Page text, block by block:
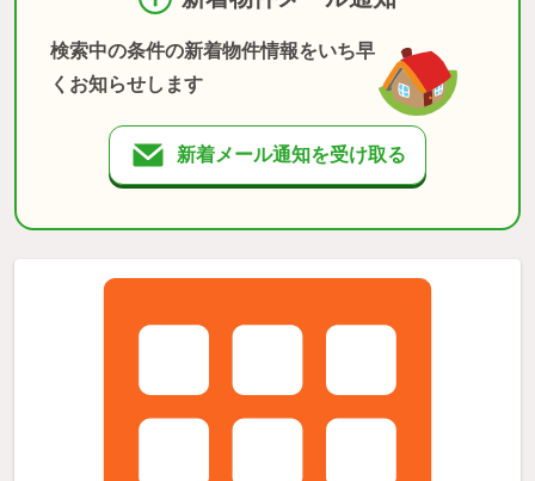
検索中の条件の新着物件情報をいち早
くお知らせします
新着メール通知を受け取る